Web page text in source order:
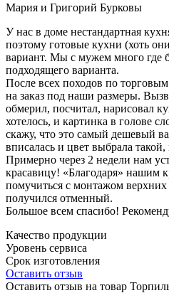
Мария и Григорий Бурковы
У нас в доме нестандартная
поэтому готовые кухни (хоть
вариант. Мы с мужем много где
подходящего варианта.
После всех походов по
на заказ под наши размеры.
обмерил, посчитал, нарисовал
хотелось, и картинка в голове
скажу, что это самый дешевый
вписалась и цвет выбрала
Примерно через 2 недели нам
красавицу! «Благодаря» нашим
помучиться с монтажом верхних
получился отменный.
Большое всем спасибо!
Качество продукции
Уровень сервиса
Срок изготовления
Оставить отзыв
Оставить отзыв на товар